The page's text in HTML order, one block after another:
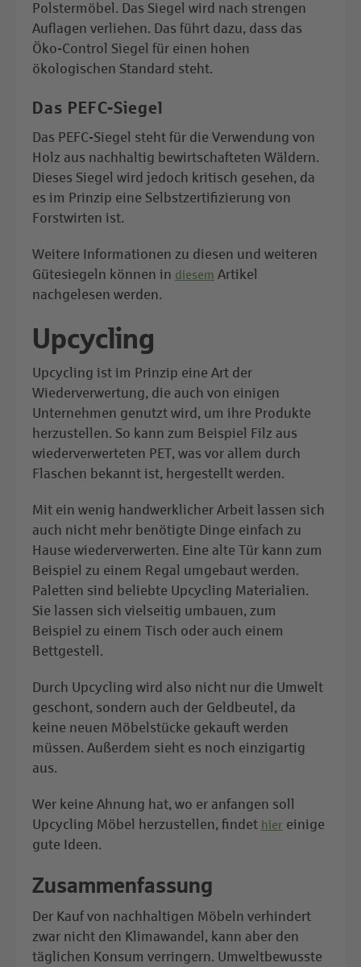
Polstermöbel. Das Siegel wird nach strengen
Auflagen verliehen. Das führt dazu, dass das
Öko-Control Siegel für einen hohen
ökologischen Standard steht.
Das PEFC-Siegel
Das PEFC-Siegel steht für die Verwendung von
Holz aus nachhaltig bewirtschafteten Wäldern.
Dieses Siegel wird jedoch kritisch gesehen, da
es im Prinzip eine Selbstzertifizierung von
Forstwirten ist.
Weitere Informationen zu diesen und weiteren
Gütesiegeln können in diesem Artikel
nachgelesen werden.
Upcycling
Upcycling ist im Prinzip eine Art der
Wiederverwertung, die auch von einigen
Unternehmen genutzt wird, um ihre Produkte
herzustellen. So kann zum Beispiel Filz aus
wiederverwerteten PET, was vor allem durch
Flaschen bekannt ist, hergestellt werden.
Mit ein wenig handwerklicher Arbeit lassen sich
auch nicht mehr benötigte Dinge einfach zu
Hause wiederverwerten. Eine alte Tür kann zum
Beispiel zu einem Regal umgebaut werden.
Paletten sind beliebte Upcycling Materialien.
Sie lassen sich vielseitig umbauen, zum
Beispiel zu einem Tisch oder auch einem
Bettgestell.
Durch Upcycling wird also nicht nur die Umwelt
geschont, sondern auch der Geldbeutel, da
keine neuen Möbelstücke gekauft werden
müssen. Außerdem sieht es noch einzigartig
aus.
Wer keine Ahnung hat, wo er anfangen soll
Upcycling Möbel herzustellen, findet hier einige
gute Ideen.
Zusammenfassung
Der Kauf von nachhaltigen Möbeln verhindert
zwar nicht den Klimawandel, kann aber den
täglichen Konsum verringern. Umweltbewusste